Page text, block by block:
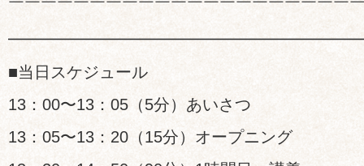
￣￣￣￣￣￣￣￣￣￣￣￣￣￣￣￣￣￣￣￣￣
■当日スケジュール
13：00〜13：05（5分）あいさつ
13：05〜13：20（15分）オープニング